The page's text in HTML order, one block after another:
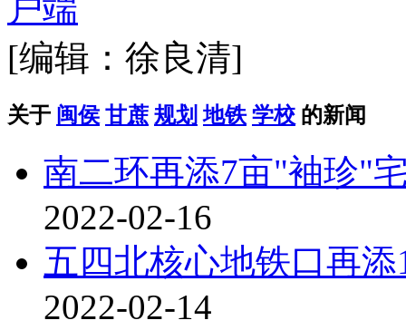
[编辑：徐良清]
关于 闽侯 甘蔗 规划 地铁 学校 的新闻
南二环再添7亩"袖珍"
2022-02-16
五四北核心地铁口再
2022-02-14